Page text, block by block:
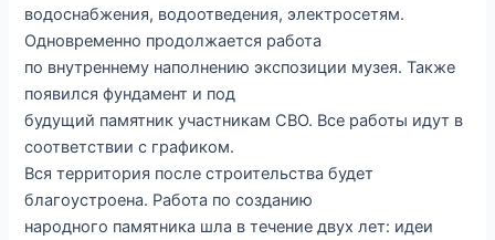
водоснабжения, водоотведения, электросетям.
Одновременно продолжается работа
по внутреннему наполнению экспозиции музея. Также
появился фундамент и под
будущий памятник участникам СВО. Все работы идут в
соответствии с графиком.
Вся территория после строительства будет
благоустроена. Работа по созданию
народного памятника шла в течение двух лет: идеи